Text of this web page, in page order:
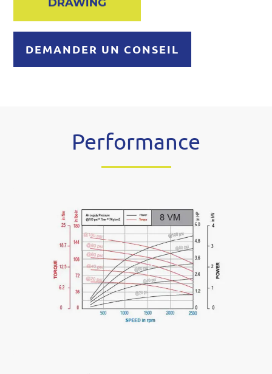
DEMANDER UN CONSEIL
Performance